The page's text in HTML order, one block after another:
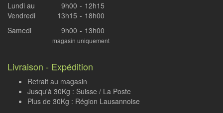
Lundi au
Vendredi
9h00
13h15
-
-
12h15
18h00
Samedi
9h00 - 13h00
magasin uniquement
Livraison - Expédition
Retrait au magasin
Jusqu'à 30Kg : Suisse / La Poste
Plus de 30Kg : Région Lausannoise